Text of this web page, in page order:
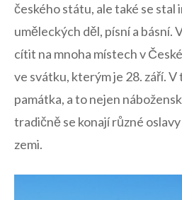
českého státu, ale také⁤ se stal
uměleckých ‍děl, ‍písní a básní.
cítit na mnoha⁣ místech v
ve ​svátku, kterým ⁢je 28. září.
památka, ​a​ to nejen
tradičně se‌ konají různé
zemi.